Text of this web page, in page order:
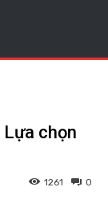
chọn
0
1261